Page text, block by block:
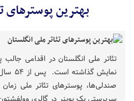
بهترین پوسترهای
تئاتر ملی انگلستان در اقدامی
صندلی‌ها، پوسترهای تئاتر ملی